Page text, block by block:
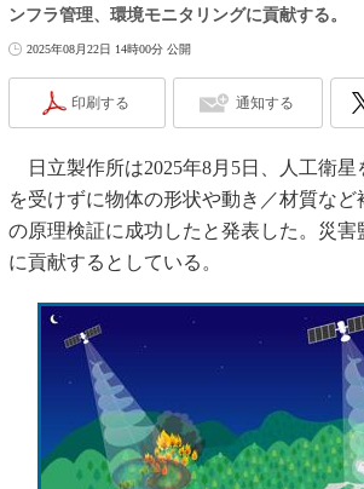
ンフラ管理、環境モニタリングに貢献する。
2025年08月22日 14時00分 公開
印刷する 通知する
日立製作所は2025年8月5日、人工衛
を受けずに物体の形状や動き／材質な
の原理検証に成功したと発表した。災
に貢献するとしている。